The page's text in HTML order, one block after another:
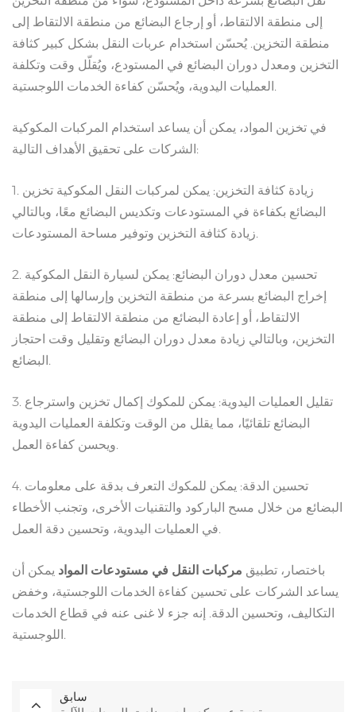
إلى منطقة الالتقاط، أو إرجاع البضائع من منطقة الالتقاط إلى
منطقة التخزين. يُحسّن استخدام عربات النقل بشكل كبير كثافة
التخزين ومعدل دوران البضائع في المستودع، ويُقلّل وقت وتكلفة
العمليات اليدوية، ويُحسّن كفاءة الخدمات اللوجستية.
في تخزين المواد، يمكن أن يساعد استخدام المركبات المكوكية
الشركات على تحقيق الأهداف التالية:
1. زيادة كثافة التخزين: يمكن لمركبات النقل المكوكية تخزين
البضائع بكفاءة في المستودعات وتكديس البضائع معًا، وبالتالي
زيادة كثافة التخزين وتوفير مساحة المستودعات.
2. تحسين معدل دوران البضائع: يمكن لسيارة النقل المكوكية
إخراج البضائع بسرعة من منطقة التخزين وإرسالها إلى منطقة
الالتقاط، أو إعادة البضائع من منطقة الالتقاط إلى منطقة
التخزين، وبالتالي زيادة معدل دوران البضائع وتقليل وقت احتجاز
البضائع.
3. تقليل العمليات اليدوية: يمكن للمكوك إكمال تخزين واسترجاع
البضائع تلقائيًا، مما يقلل من الوقت وتكلفة العمليات اليدوية
ويحسن كفاءة العمل.
4. تحسين الدقة: يمكن للمكوك التعرف بدقة على معلومات
البضائع من خلال مسح الباركود والتقنيات الأخرى، وتجنب الأخطاء
في العمليات اليدوية، وتحسين دقة العمل.
باختصار، تطبيق مركبات النقل في مستودعات المواد يمكن أن
يساعد الشركات على تحسين كفاءة الخدمات اللوجستية، وخفض
التكاليف، وتحسين الدقة. إنه جزء لا غنى عنه في قطاع الخدمات
اللوجستية.
سابق